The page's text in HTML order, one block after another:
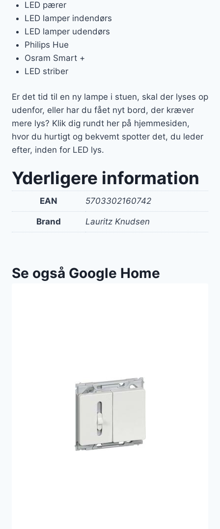
LED pærer
LED lamper indendørs
LED lamper udendørs
Philips Hue
Osram Smart +
LED striber
Er det tid til en ny lampe i stuen, skal der lyses op
udenfor, eller har du fået nyt bord, der kræver
mere lys? Klik dig rundt her på hjemmesiden,
hvor du hurtigt og bekvemt spotter det, du leder
efter, inden for LED lys.
Yderligere information
EAN 5703302160742
Brand Lauritz Knudsen
Se også Google Home